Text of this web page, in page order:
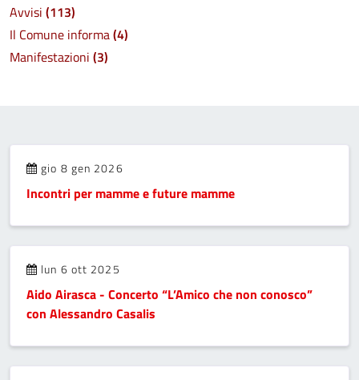
Avvisi (113)
Il Comune informa(4)
Manifestazioni (3)
gio 8 gen 2026
Incontri per mamme e future mamme
lun 6 ott 2025
Aido Airasca - Concerto “L’Amico che non conosco”
con Alessandro Casalis